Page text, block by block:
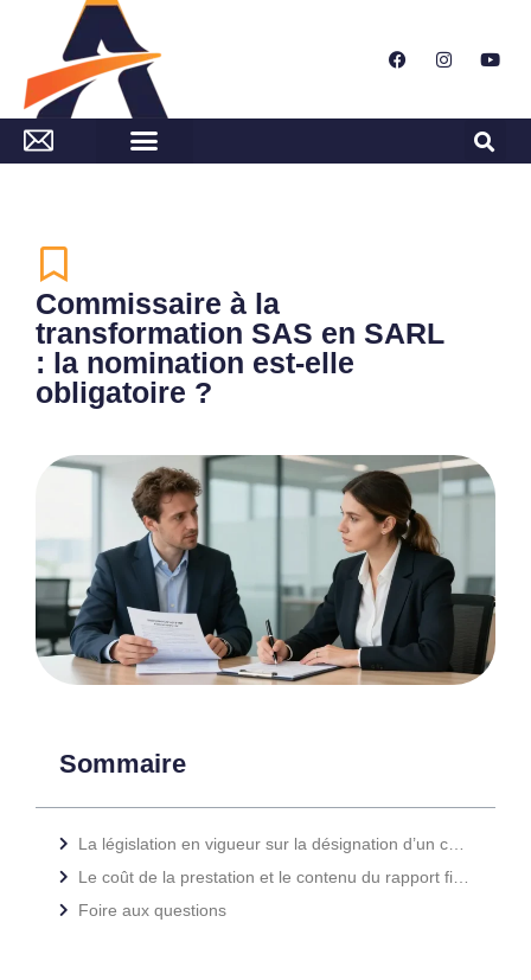
Commissaire à la
transformation SAS en SARL
: la nomination est-elle
obligatoire ?
Sommaire
Foire aux questions